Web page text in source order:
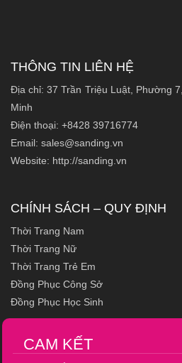
THÔNG TIN LIÊN HỆ
Địa chỉ: 37 Trần Triệu Luật, Phường
Minh
Điện thoại: +8428 39716774
Email: sales@sanding.vn
Website: http://sanding.vn
CHÍNH SÁCH – QUY ĐỊNH
Thời Trang Nam
Thời Trang Nữ
Thời Trang Trẻ Em
Đồng Phục Công Sở
Đồng Phục Học Sinh
CAM KẾT